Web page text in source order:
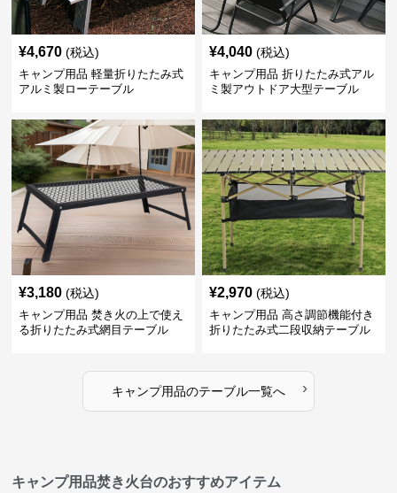
¥4,670 (税込)
キャンプ用品 軽量折りたたみ式
アルミ製ローテーブル
¥4,040 (税込)
キャンプ用品 折りたたみ式アル
ミ製アウトドア大型テーブル
¥3,180 (税込)
キャンプ用品 焚き火の上で使え
る折りたたみ式網目テーブル
¥2,970 (税込)
キャンプ用品 高さ調節機能付き
折りたたみ式二段収納テーブル
キャンプ用品のテーブル一覧へ ›
キャンプ用品焚き火台のおすすめアイテム